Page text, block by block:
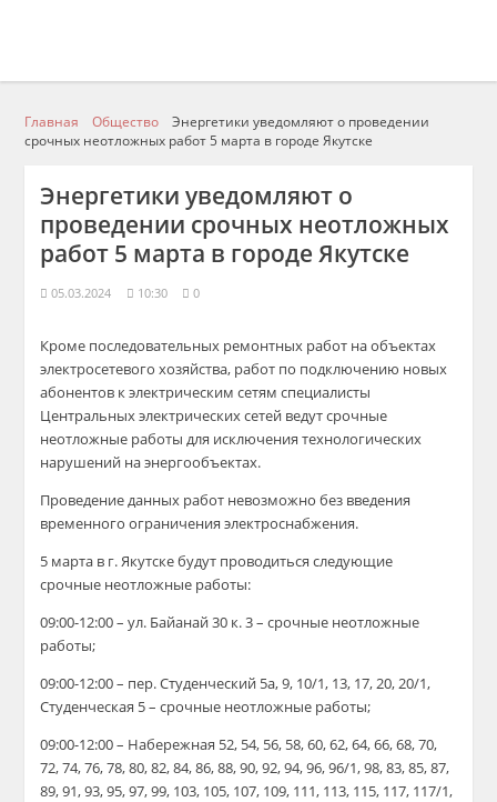
Главная Общество
Энергетики уведомляют о проведении
срочных неотложных работ 5 марта в городе Якутске
Энергетики уведомляют о
проведении срочных неотложных
работ 5 марта в городе Якутске
05.03.2024 10:30 0
Кроме последовательных ремонтных работ на объектах
электросетевого хозяйства, работ по подключению новых
абонентов к электрическим сетям специалисты
Центральных электрических сетей ведут срочные
неотложные работы для исключения технологических
нарушений на энергообъектах.
Проведение данных работ невозможно без введения
временного ограничения электроснабжения.
5 марта в г. Якутске будут проводиться следующие
срочные неотложные работы:
09:00-12:00 – ул. Байанай 30 к. 3 – срочные неотложные
работы;
09:00-12:00 – пер. Студенческий 5а, 9, 10/1, 13, 17, 20, 20/1,
Студенческая 5 – срочные неотложные работы;
09:00-12:00 – Набережная 52, 54, 56, 58, 60, 62, 64, 66, 68, 70,
72, 74, 76, 78, 80, 82, 84, 86, 88, 90, 92, 94, 96, 96/1, 98, 83, 85, 87,
89, 91, 93, 95, 97, 99, 103, 105, 107, 109, 111, 113, 115, 117, 117/1,